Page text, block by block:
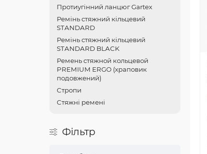
Протиугінний ланцюг Gartex
Ремінь стяжний кільцевий
STANDARD
Ремінь стяжний кільцевий
STANDARD BLACK
Ремень стяжной кольцевой
PREMIUM ERGO (храповик
подовжений)
Стропи
Стяжні ремені
Фільтр